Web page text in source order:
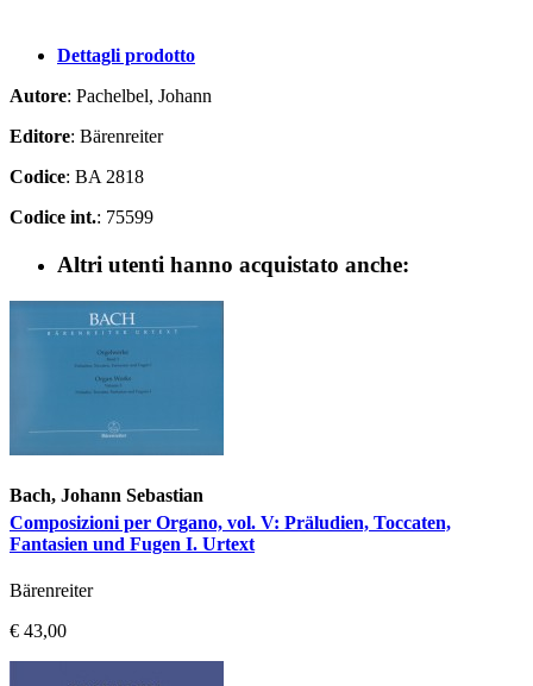
Dettagli prodotto
Autore: Pachelbel, Johann
Editore: Bärenreiter
Codice: BA 2818
Codice int.: 75599
Altri utenti hanno acquistato anche:
Bach, Johann Sebastian
Composizioni per Organo, vol. V: Präludien, Toccaten,
Fantasien und Fugen I. Urtext
Bärenreiter
€ 43,00